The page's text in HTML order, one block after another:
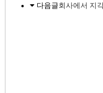
다음글회사에서 지